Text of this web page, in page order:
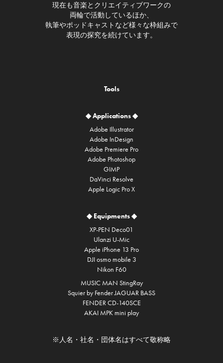
現在も音楽とクリエイティブワークの
両輪で活動しているほか、
執筆やポッドキャストなど様々な枠組みで
表現の探究を続けています。
Tools
◆ Applications ◆
Adobe Illustrator
Adobe InDesign
Adobe Premiere Pro
Adobe Photoshop
GIMP
DaVinci Resolve
Apple Logic Pro X
◆ Equipments ◆
XP-PEN Deco01
Ulanzi U-Mic
Apple iPhone 13 Pro
DJI osmo mobile 3
Nikon F60
MUSIC MAN StingRay
Squier by Fender JAGUAR BASS
FENDER CD-140SCE
AKAI MPK mini play
※人名・社名・団体名はすべて敬称略